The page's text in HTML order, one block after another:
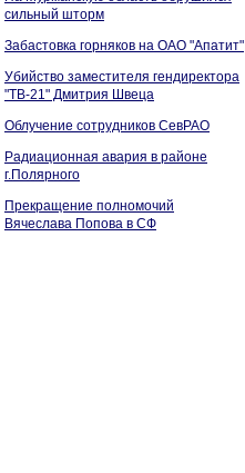
сильный шторм
Забастовка горняков на ОАО "Апатит"
Убийство заместителя гендиректора
"ТВ-21" Дмитрия Швеца
Облучение сотрудников СевРАО
Радиационная авария в районе
г.Полярного
Прекращение полномочий
Вячеслава Попова в СФ